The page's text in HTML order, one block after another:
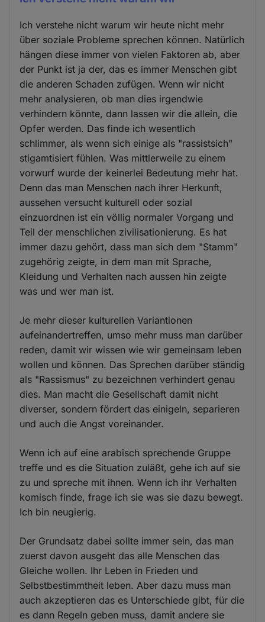
Ich verstehe nicht warum wir heute nicht mehr
über soziale Probleme sprechen können. Natürlich
hängen diese immer von vielen Faktoren ab, aber
der Punkt ist ja der, das es immer Menschen gibt
die anderen Schaden zufügen. Wenn wir nicht
mehr analysieren, ob man dies irgendwie
verhindern könnte, dann lassen wir die allein, die
Opfer werden. Das finde ich wesentlich
schlimmer, als wenn sich einige als "rassistsich"
stigamtisiert fühlen. Was mittlerweile zu einem
vorwurf wurde der keinerlei Bedeutung mehr hat.
Denn das man Menschen nach ihrer Herkunft,
aussehen versucht kulturell oder sozial
einzuordnen ist ein völlig normaler Vorgang und
Teil der menschlichen zivilisationierung. Es hat
immer dazu gehört, dass man sich dem "Stamm"
zugehörig zeigte, in dem man mit Sprache,
Kleidung und Verhalten nach aussen hin zeigte
was und wer man ist.
Je mehr dieser kulturellen Variantionen
aufeinandertreffen, umso mehr muss man darüber
reden, damit wir wissen wie wir gemeinsam leben
wollen und können. Das Sprechen darüber ständig
als "Rassismus" zu bezeichnen verhindert genau
dies. Man macht die Gesellschaft damit nicht
diverser, sondern fördert das einigeln, separieren
und auch die Angst voreinander.
Wenn ich auf eine arabisch sprechende Gruppe
treffe und es die Situation zuläßt, gehe ich auf sie
zu und spreche mit ihnen. Wenn ich ihr Verhalten
komisch finde, frage ich sie was sie dazu bewegt.
Ich bin neugierig.
Der Grundsatz dabei sollte immer sein, das man
zuerst davon ausgeht das alle Menschen das
Gleiche wollen. Ihr Leben in Frieden und
Selbstbestimmtheit leben. Aber dazu muss man
auch akzeptieren das es Unterschiede gibt, für die
es dann Regeln geben muss, damit andere sie